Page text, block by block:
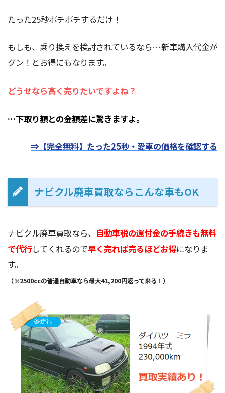
たった25秒ポチポチするだけ！
もしも、乗り換えを検討されているなら…新車購入代金が
グン！とお得にもなります。
どうせなら高く売りたいですよね？
…下取り額との金額差に驚きますよ。
⇒【完全無料】たった25秒・愛車の価格を確認する
ナビクル廃車買取ならこんな車もOK
ナビクル廃車買取なら、 自動車税の還付金の手続きも無料
で代行してくれるので早く売れば売るほどお得になりま
す。
（※2500ccの普通自動車なら最大41,200円返って来る！）